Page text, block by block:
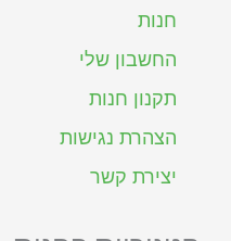
חנות
החשבון שלי
תקנון חנות
הצהרת נגישות
יצירת קשר